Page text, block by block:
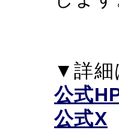
▼詳細
公式
公式X